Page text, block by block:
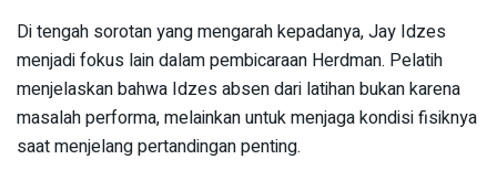
Di tengah sorotan yang mengarah kepadanya, Jay Idzes
menjadi fokus lain dalam pembicaraan Herdman. Pelatih
menjelaskan bahwa Idzes absen dari latihan bukan karena
masalah performa, melainkan untuk menjaga kondisi fisiknya
saat menjelang pertandingan penting.